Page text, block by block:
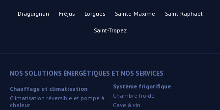
Draguignan Fréjus Lorgues Sainte-Maxime Saint-Raphaël
Saint-Tropez
NOS SOLUTIONS ÉNERGÉTIQUES ET NOS SERVICES
Chauffage et climatisation
Climatisation réversible et pompe à
chaleur
Système frigorifique
Chambre froide
Cave à vin